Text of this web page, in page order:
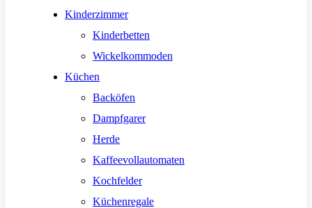
Kinderzimmer
Kinderbetten
Wickelkommoden
Küchen
Backöfen
Dampfgarer
Herde
Kaffeevollautomaten
Kochfelder
Küchenregale